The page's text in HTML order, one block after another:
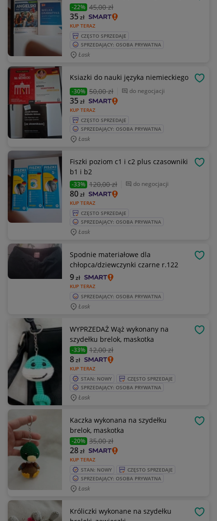
-22% 45,00 zł
KUP TERAZ
35zł
CZĘSTO SPRZEDAJE
SPRZEDAJĄCY: OSOBA PRYWATNA
Łask
Ksiazki do nauki języka niemieckiego
-30% 50,00 zł do negocjacji
KUP TERAZ
35zł
CZĘSTO SPRZEDAJE
SPRZEDAJĄCY: OSOBA PRYWATNA
Łask
Fiszki poziom c1 i c2 plus czasowniki
b1 i b2
-33% 120,00 zł do negocjacji
KUP TERAZ
80zł
CZĘSTO SPRZEDAJE
SPRZEDAJĄCY: OSOBA PRYWATNA
Łask
Spodnie materiałowe dla
chłopca/dziewczynki czarne r.122
KUP TERAZ
9zł
SPRZEDAJĄCY: OSOBA PRYWATNA
Łask
WYPRZEDAŻ Wąż wykonany na
szydełku brelok, maskotka
-33% 12,00 zł
KUP TERAZ
8zł
STAN: NOWY
CZĘSTO SPRZEDAJE
SPRZEDAJĄCY: OSOBA PRYWATNA
Łask
Kaczka wykonana na szydełku
brelok, maskotka
-20% 35,00 zł
KUP TERAZ
28zł
STAN: NOWY
CZĘSTO SPRZEDAJE
SPRZEDAJĄCY: OSOBA PRYWATNA
Łask
Króliczki wykonane na szydełku